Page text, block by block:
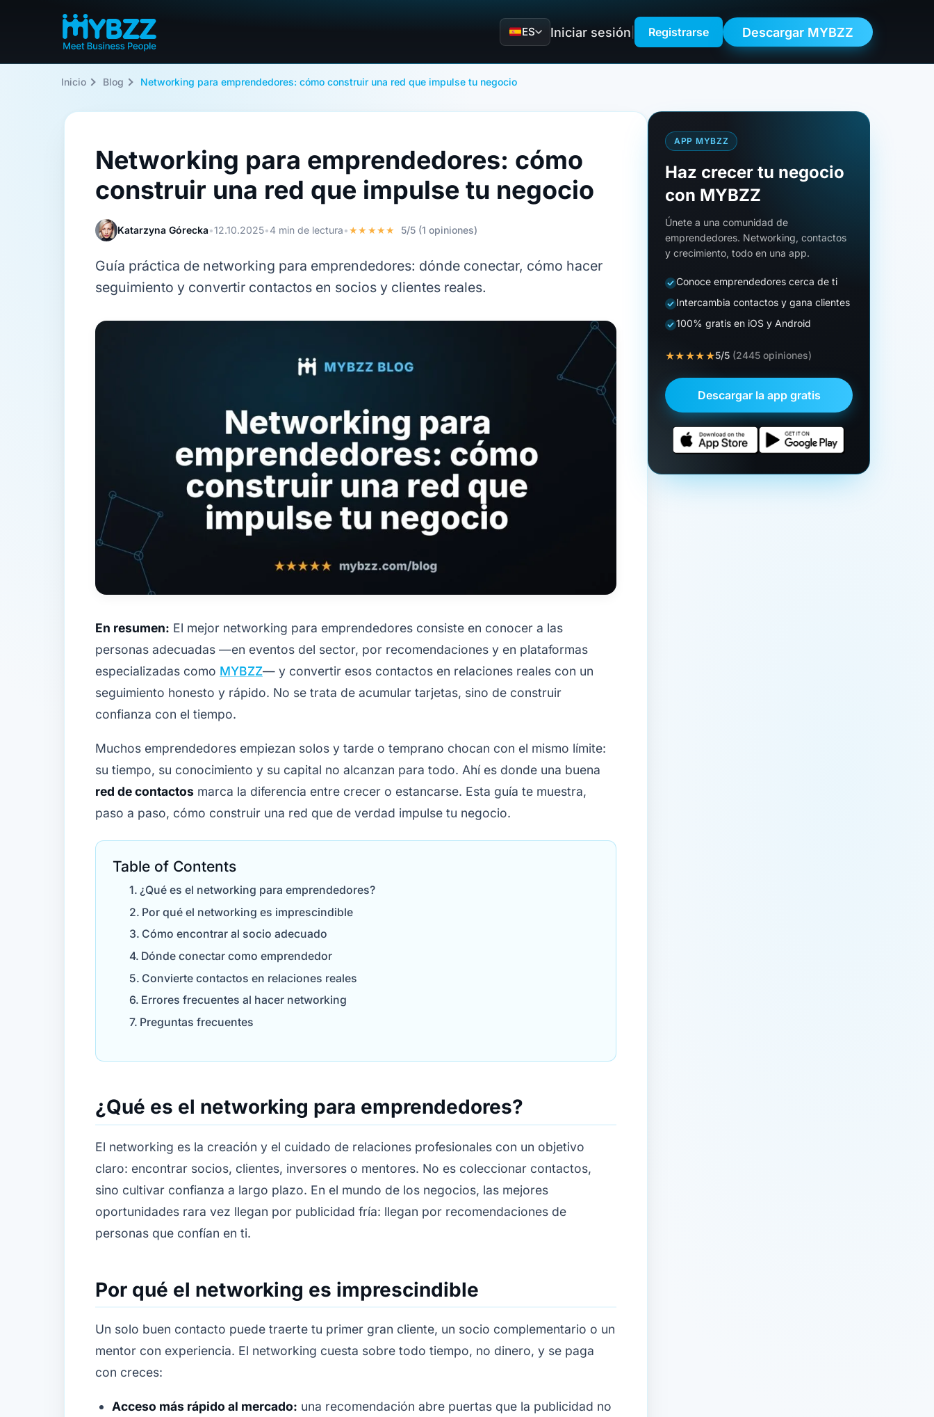
ES Iniciar sesión Registrarse Descargar MYBZZ
Inicio Blog Networking para emprendedores: cómo construir una red que impulse tu negocio
Networking para emprendedores: cómo
construir una red que impulse tu negocio
Katarzyna Górecka•12.10.2025•4 min de lectura•★★★★★ 5/5 (1 opiniones)
Guía práctica de networking para emprendedores: dónde conectar, cómo hacer
seguimiento y convertir contactos en socios y clientes reales.
En resumen: El mejor networking para emprendedores consiste en conocer a las
personas adecuadas —en eventos del sector, por recomendaciones y en plataformas
especializadas como MYBZZ— y convertir esos contactos en relaciones reales con un
seguimiento honesto y rápido. No se trata de acumular tarjetas, sino de construir
confianza con el tiempo.
Muchos emprendedores empiezan solos y tarde o temprano chocan con el mismo límite:
su tiempo, su conocimiento y su capital no alcanzan para todo. Ahí es donde una buena
red de contactos marca la diferencia entre crecer o estancarse. Esta guía te muestra,
paso a paso, cómo construir una red que de verdad impulse tu negocio.
Table of Contents
¿Qué es el networking para emprendedores?
Por qué el networking es imprescindible
Cómo encontrar al socio adecuado
Dónde conectar como emprendedor
Convierte contactos en relaciones reales
Errores frecuentes al hacer networking
Preguntas frecuentes
¿Qué es el networking para emprendedores?
El networking es la creación y el cuidado de relaciones profesionales con un objetivo
claro: encontrar socios, clientes, inversores o mentores. No es coleccionar contactos,
sino cultivar confianza a largo plazo. En el mundo de los negocios, las mejores
oportunidades rara vez llegan por publicidad fría: llegan por recomendaciones de
personas que confían en ti.
Por qué el networking es imprescindible
Un solo buen contacto puede traerte tu primer gran cliente, un socio complementario o un
mentor con experiencia. El networking cuesta sobre todo tiempo, no dinero, y se paga
con creces:
Acceso más rápido al mercado: una recomendación abre puertas que la publicidad no
APP MYBZZ
Haz crecer tu negocio
con MYBZZ
Únete a una comunidad de
emprendedores. Networking, contactos
y crecimiento, todo en una app.
Conoce emprendedores cerca de ti
Intercambia contactos y gana clientes
100% gratis en iOS y Android
★★★★★5/5 (2445 opiniones)
Descargar la app gratis